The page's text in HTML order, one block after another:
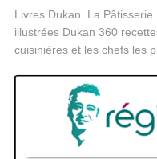
Livres Dukan. La
illustrées Dukan 360
cuisinières et les chefs les